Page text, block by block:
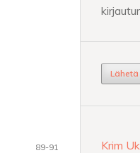
89-91
Krim